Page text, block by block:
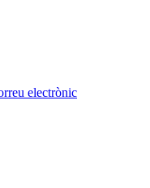
electrònic